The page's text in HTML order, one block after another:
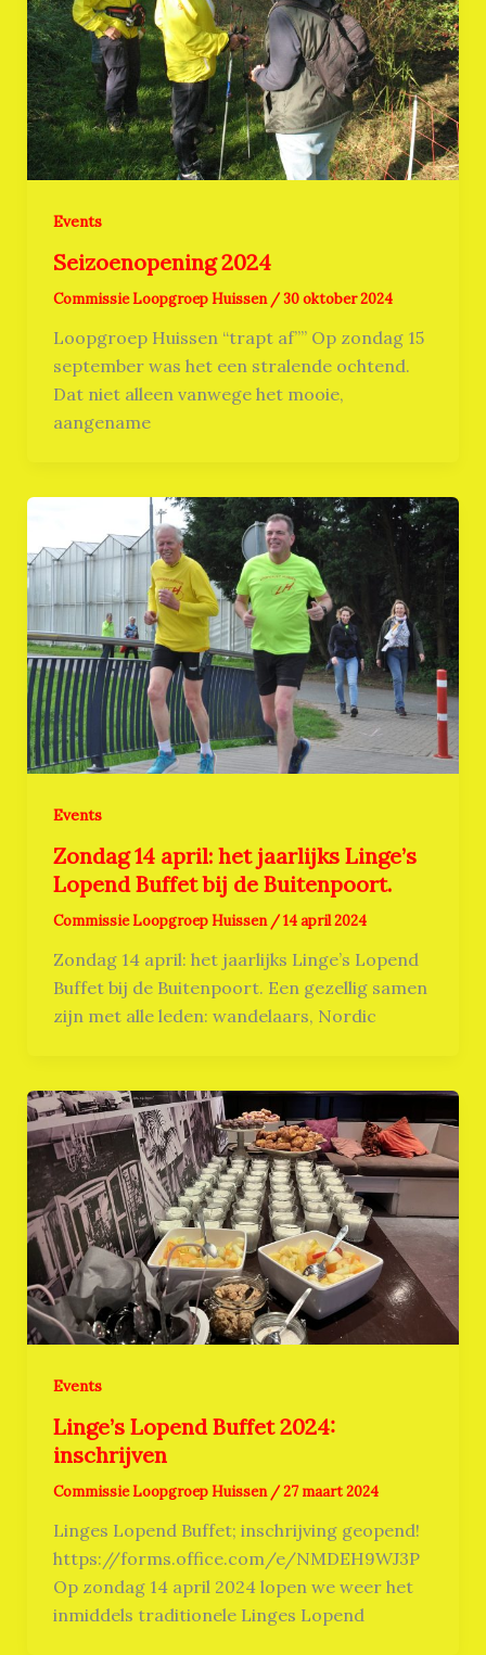
Events
Seizoenopening 2024
Commissie Loopgroep Huissen /30 oktober 2024
Loopgroep Huissen “trapt af”” Op zondag 15
september was het een stralende ochtend.
Dat niet alleen vanwege het mooie,
aangename
Events
Zondag 14 april: het jaarlijks Linge’s
Lopend Buffet bij de Buitenpoort.
Commissie Loopgroep Huissen /14 april 2024
Zondag 14 april: het jaarlijks Linge’s Lopend
Buffet bij de Buitenpoort. Een gezellig samen
zijn met alle leden: wandelaars, Nordic
Events
Linge’s Lopend Buffet 2024:
inschrijven
Commissie Loopgroep Huissen /27 maart 2024
Linges Lopend Buffet; inschrijving geopend!
https://forms.office.com/e/NMDEH9WJ3P
Op zondag 14 april 2024 lopen we weer het
inmiddels traditionele Linges Lopend